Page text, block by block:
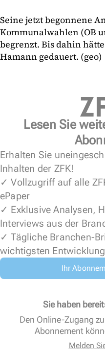
Seine jetzt begonnene
Kommunalwahlen (OB
begrenzt. Bis dahin
Hamann gedauert. (geo)
Lesen Sie
Erhalten Sie
Inhalten der ZFK!
✓ Vollzugriff auf alle
ePaper
✓ Exklusive Analysen,
Interviews aus der
✓ Tägliche Branchen-
wichtigsten
Ihr
Sie haben
Den Online-Zugang
Abonnement
Melden